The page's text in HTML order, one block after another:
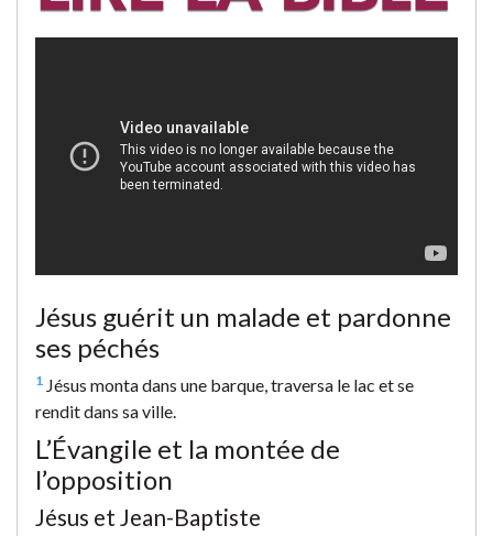
Jésus guérit un malade et pardonne
ses péchés
1 Jésus monta dans une barque, traversa le lac et se
rendit dans sa ville.
L’Évangile et la montée de
l’opposition
Jésus et Jean-Baptiste